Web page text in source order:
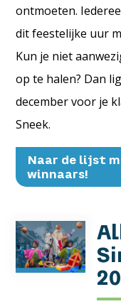
ontmoeten.
dit feestelijke uur
Kun je niet
op te halen? Dan
december voor je
Sneek.
Naar de lijst
winnaars!